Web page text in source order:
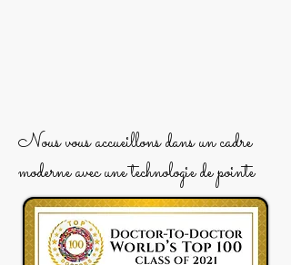
Nous vous accueillons dans un cadre
moderne avec une technologiede pointe